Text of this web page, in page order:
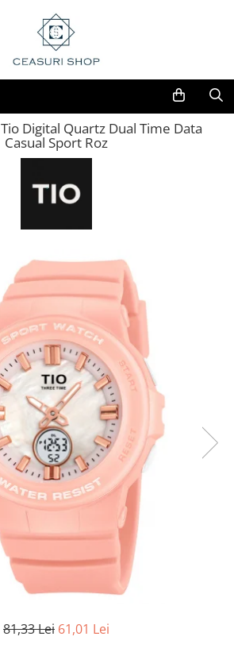
Digital Quartz Dual Time Data
Casual Sport Roz
81,33 Lei 61,01 Lei